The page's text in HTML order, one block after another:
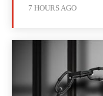
7 HOURS AGO